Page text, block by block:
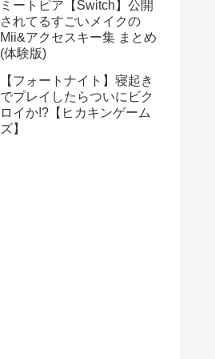
ミートピア【Switch】公開
されてるすごいメイクの
Mii&アクセスキー集 まとめ
(体験版)
【フォートナイト】寝起き
でプレイしたらついにビク
ロイか!?【ヒカキンゲーム
ズ】